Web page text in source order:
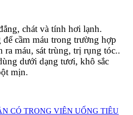
chát và tính hơi lạnh.
cầm máu trong trường hợp
ra máu, sát trùng, trị rụng tóc..
dưới dạng tươi, khô sắc
mịn.